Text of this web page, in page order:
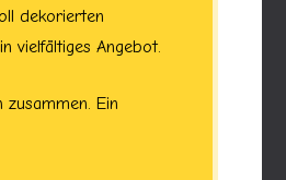
dekorierten
vielfältiges Angebot.
Ein